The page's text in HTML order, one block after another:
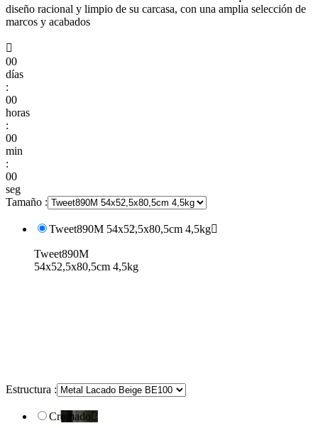
diseño racional y limpio de su carcasa, con una amplia selección de
marcos y acabados

00
días
:
00
horas
:
00
min
:
00
seg
Tamaño :
Tweet890M 54x52,5x80,5cm 4,5kg
Tweet890M
54x52,5x80,5cm 4,5kg
Estructura :
Cromado 